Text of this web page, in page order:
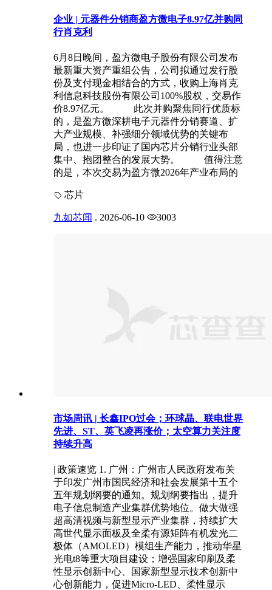
企业 | 元器件分销商盈方微电子8.97亿并购同
行肖克利
6月8日晚间，盈方微电子股份有限公司发布
最新重大资产重组公告，公司拟通过发行股
份及支付现金相结合的方式，收购上海肖克
利信息科技股份有限公司100%股权，交易作
价8.97亿元。 此次并购聚焦同行优质标
的，是盈方微深耕电子元器件分销赛道、扩
大产业规模、补强细分领域优势的关键布
局，也进一步印证了国内芯片分销行业头部
集中、抱团整合的发展大势。 值得注意
的是，本次交易为盈方微2026年产业布局的
芯片
九如芯闻 . 2026-06-10 3003
市场周讯 | 长鑫IPO过会；环球晶、联电世界
先进、ST、英飞凌再涨价；太空算力关注度
持续升高
| 政策速览 1. 广州：广州市人民政府发布关
于印发广州市国民经济和社会发展第十五个
五年规划纲要的通知。规划纲要指出，提升
电子信息制造产业集群优势地位。做大做强
超高清视频与新型显示产业集群，持续扩大
高世代显示面板及全柔有源矩阵有机发光二
极体（AMOLED）模组生产能力，推动华星
光电t8等重大项目建设；增强国家印刷及柔
性显示创新中心、国家新型显示技术创新中
心创新能力，促进Micro-LED、柔性显示